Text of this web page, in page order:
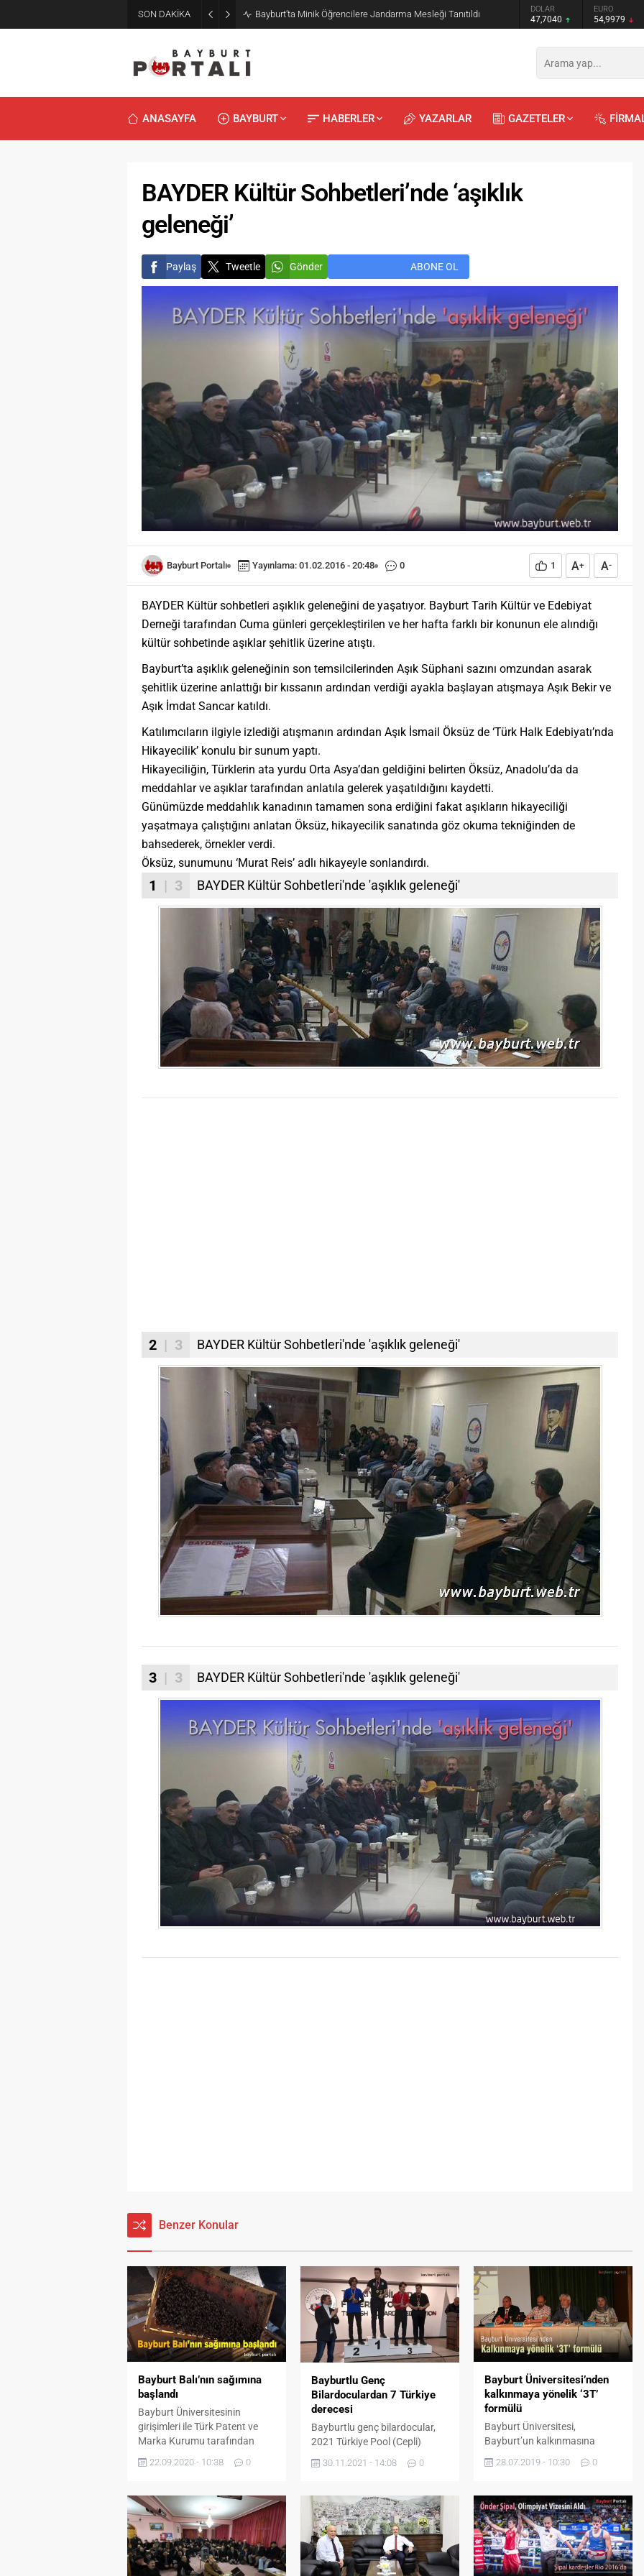
SON DAKİKA Bayburt’ta Minik Öğrencilere Jandarma Mesleği TanıtıldıGRAM ALTIN
6.587,65
DOLAR
47,7040
EURO
54,9979
ANASAYFA BAYBURT HABERLER YAZARLAR GAZETELER
BAYDER Kültür Sohbetleri’nde ‘aşıklık
geleneği’
Paylaş Tweetle Gönder ABONE OL
Bayburt Portalı Yayınlama: 01.02.2016 - 20:48 0 1 A+ A-
BAYDER Kültür sohbetleri aşıklık geleneğini de yaşatıyor. Bayburt Tarih Kültür ve Edebiyat
Derneği tarafından Cuma günleri gerçekleştirilen ve her hafta farklı bir konunun ele alındığı
kültür sohbetinde aşıklar şehitlik üzerine atıştı.
Bayburt’ta aşıklık geleneğinin son temsilcilerinden Aşık Süphani sazını omzundan asarak
şehitlik üzerine anlattığı bir kıssanın ardından verdiği ayakla başlayan atışmaya Aşık Bekir ve
Aşık İmdat Sancar katıldı.
Katılımcıların ilgiyle izlediği atışmanın ardından Aşık İsmail Öksüz de ‘Türk Halk Edebiyatı’nda
Hikayecilik’ konulu bir sunum yaptı.
Hikayeciliğin, Türklerin ata yurdu Orta Asya’dan geldiğini belirten Öksüz, Anadolu’da da
meddahlar ve aşıklar tarafından anlatıla gelerek yaşatıldığını kaydetti.
Günümüzde meddahlık kanadının tamamen sona erdiğini fakat aşıkların hikayeciliği
yaşatmaya çalıştığını anlatan Öksüz, hikayecilik sanatında göz okuma tekniğinden de
bahsederek, örnekler verdi.
Öksüz, sunumunu ‘Murat Reis’ adlı hikayeyle sonlandırdı.
1 | 3 BAYDER Kültür Sohbetleri'nde 'aşıklık geleneği'
2 | 3 BAYDER Kültür Sohbetleri'nde 'aşıklık geleneği'
3 | 3 BAYDER Kültür Sohbetleri'nde 'aşıklık geleneği'
Benzer Konular
Bayburt Balı’nın sağımına
başlandı
Bayburt Üniversitesinin
girişimleri ile Türk Patent ve
Marka Kurumu tarafından
üniversitenin uygulama
Balı’nda sağım sezonu başladı.
Bayburt Üniversitesi Arıcılık
Araştırma, Geliştirme ve
Uygulama Merkezi ile
Demirözü Meslek
Yüksekokulu’nda yürütülen
22.09.2020 - 10:38 0
Bayburtlu Genç
Bilardoculardan 7 Türkiye
derecesi
Bayburtlu genç bilardocular,
2021 Türkiye Pool (Cepli)
Bilardo Şampiyonası 2. Etap 8
Top ve 9 Top Müsabakalarında
Ankara’da Türkiye Bilardo
Federasyonu tesislerinde
gerçekleştirilen Türkiye Pool
Bilardo Şampiyonası’nda 8 Top
ve 9 Top müsabakaları Gençler
(U23-U19) ve Yıldızlar (U17)
30.11.2021 - 14:08 0
Bayburt Üniversitesi’nden
kalkınmaya yönelik ‘3T’
formülü
Bayburt Üniversitesi,
Bayburt’un kalkınmasına
kent kolektifiyle paylaşarak,
verdi. Bayburt Belediyesi’nin
düzenlediği ‘İl Oluşumuzun 30.
Yılında Bayburt’un
Kalkınmasına Yönelik Düşünce
ve Projeler’ Paneline katılan
Bayburt Üniversitesi
28.07.2019 - 10:30 0
Duyularla mı, Duygularla mı
Öğreniriz?
Öğrenme, istisnasız tüm
toplumların gelişiminde ve
değişiminde geniş yer etmiş
hayati öneme sahip bir olgu
olarak tarih boyunca konu olmuş
temel bir insan işlevidir.
Öğrenme eğitim bilimcilerce
kişinin çevresi ile etkileşimi
sonucunda meydana gelen kalıcı
izli bilişsel, duyuşsal ve
davranışsal...